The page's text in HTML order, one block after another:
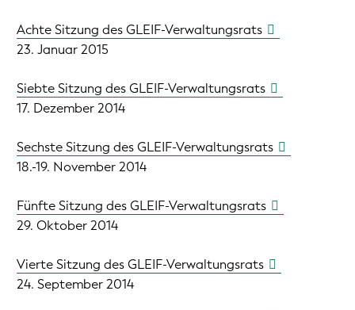
Achte Sitzung des GLEIF-Verwaltungsrats
23. Januar 2015
Siebte Sitzung des GLEIF-Verwaltungsrats
17. Dezember 2014
Sechste Sitzung des GLEIF-Verwaltungsrats
18.-19. November 2014
Fünfte Sitzung des GLEIF-Verwaltungsrats
29. Oktober 2014
Vierte Sitzung des GLEIF-Verwaltungsrats
24. September 2014